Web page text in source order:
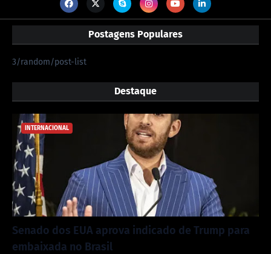
Postagens Populares
3/random/post-list
Destaque
INTERNACIONAL
Senado dos EUA aprova indicado de Trump para
embaixada no Brasil